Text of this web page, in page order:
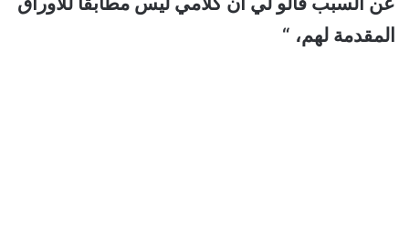
المقدمة لهم، “